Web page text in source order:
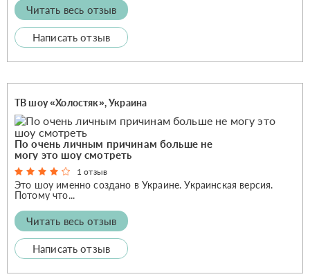
Читать весь отзыв
Написать отзыв
ТВ шоу «Холостяк», Украина
По очень личным причинам больше не
могу это шоу смотреть
1 отзыв
Это шоу именно создано в Украине. Украинская версия.
Потому что...
Читать весь отзыв
Написать отзыв